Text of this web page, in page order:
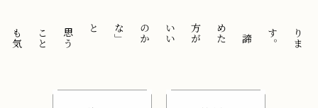
。
「
諦
め
た
方
が
い
い
の
か
な
」
と
思
う
こ
と
も
気
に
せ
ずに